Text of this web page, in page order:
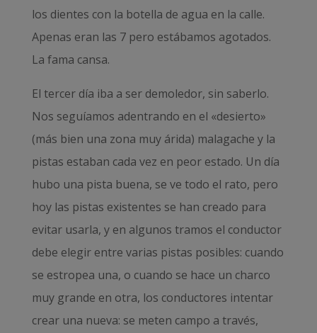
los dientes con la botella de agua en la calle.
Apenas eran las 7 pero estábamos agotados.
La fama cansa.
El tercer día iba a ser demoledor, sin saberlo.
Nos seguíamos adentrando en el «desierto»
(más bien una zona muy árida) malagache y la
pistas estaban cada vez en peor estado. Un día
hubo una pista buena, se ve todo el rato, pero
hoy las pistas existentes se han creado para
evitar usarla, y en algunos tramos el conductor
debe elegir entre varias pistas posibles: cuando
se estropea una, o cuando se hace un charco
muy grande en otra, los conductores intentar
crear una nueva: se meten campo a través,